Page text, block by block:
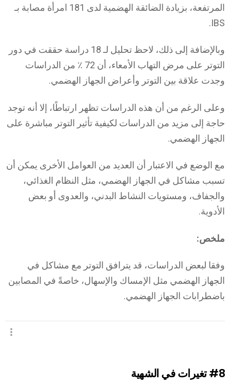
المرتفعة، بزيادة الضائقة الهضمية لدى 181 امرأة مصابة بـ
IBS.
وبالإضافة إلى ذلك، لاحظ تحليل لـ 18 دراسة حققت في دور
التوتر على مرض التهاب الأمعاء، أن 72 ٪ من الدراسات
وجدت علاقة بين التوتر وأعراض الجهاز الهضمي.
وعلى الرغم من أن هذه الدراسات تظهر ارتباطًا، إلا أنه توجد
حاجة إلى مزيد من الدراسات لكيفية تأثير التوتر مباشرة على
الجهاز الهضمي.
مع الوضع في الاعتبار أن العديد من العوامل الأخرى يمكن أن
تسبب مشاكل في الجهاز الهضمي، مثل النظام الغذائي،
والجفاف، ومستويات النشاط البدني، والعدوى أو بعض
الأدوية.
ملخص:
وفقا لبعض الدراسات، قد يترافق التوتر مع مشاكل في
الجهاز الهضمي مثل الإمساك والإسهال، خاصةً في المصابين
باضطرابات الجهاز الهضمي.
#8تغيرات في الشهية